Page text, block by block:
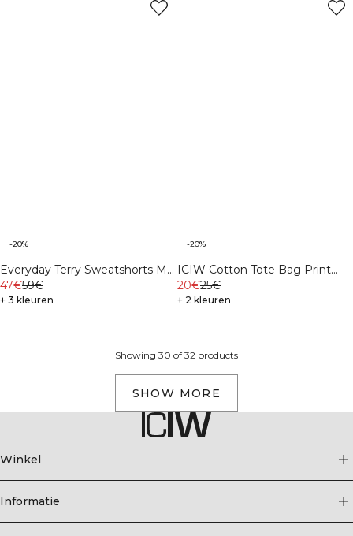
-20%
Everyday Terry Sweatshorts M
Black
47€59€
+ 3 kleuren
-20%
ICIW Cotton Tote Bag Print
Light Beige
20€25€
+ 2 kleuren
Showing 30 of 32 products
SHOW MORE
Winkel
Informatie